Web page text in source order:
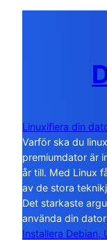
Linuxifiera din
Varför ska du
premiumdator är
år till. Med Linux
av de stora
Det starkaste
använda din
Installera Debian,